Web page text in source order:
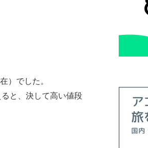
）でした。
と、決して高い値段